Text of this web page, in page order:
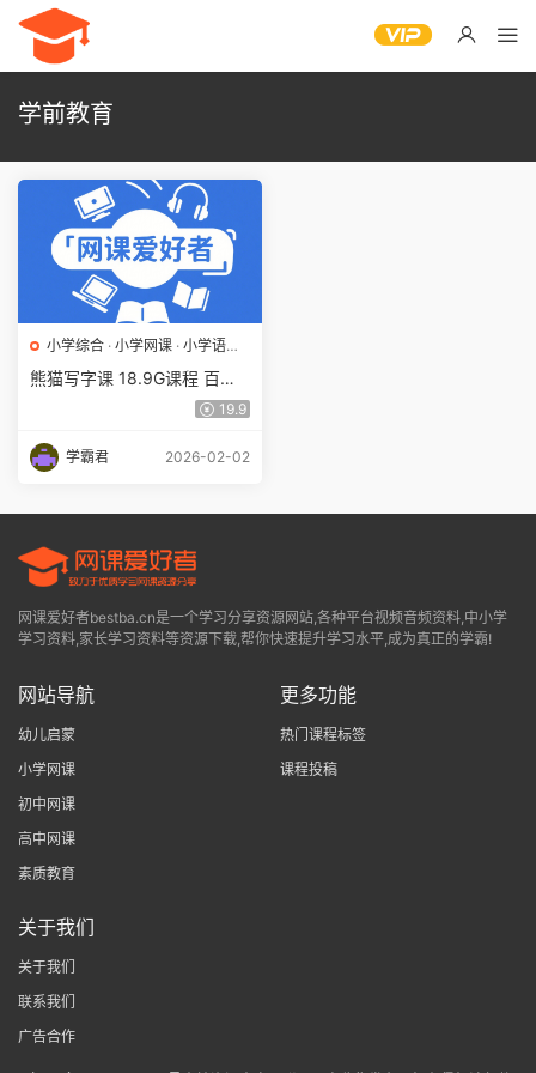
学前教育
小学综合 · 小学网课 · 小学语文
幼儿启蒙
熊猫写字课 18.9G课程 百度
网盘下载 学前教育/小学/亲子
19.9
学霸君 2026-02-02
网课爱好者bestba.cn是一个学习分享资源网站,各种平台视频音频资料,中小学
学习资料,家长学习资料等资源下载,帮你快速提升学习水平,成为真正的学霸!
网站导航
幼儿启蒙
小学网课
初中网课
高中网课
素质教育
更多功能
热门课程标签
课程投稿
关于我们
关于我们
联系我们
广告合作